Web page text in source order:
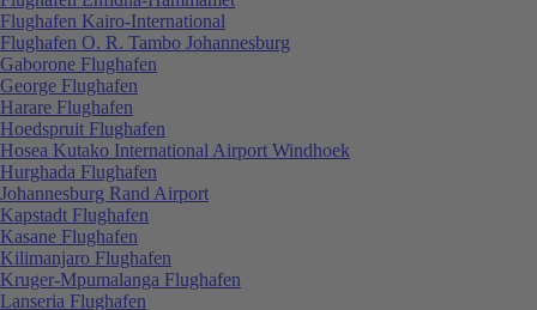
Flughafen Kairo-International
Flughafen O. R. Tambo Johannesburg
Gaborone Flughafen
George Flughafen
Harare Flughafen
Hoedspruit Flughafen
Hosea Kutako International Airport Windhoek
Hurghada Flughafen
Johannesburg Rand Airport
Kapstadt Flughafen
Kasane Flughafen
Kilimanjaro Flughafen
Kruger-Mpumalanga Flughafen
Lanseria Flughafen